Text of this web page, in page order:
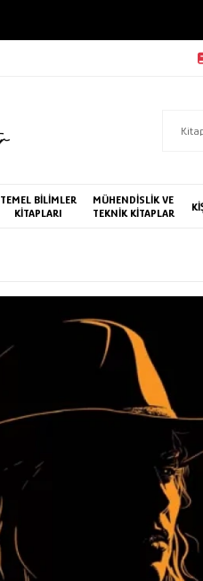
TEMEL BİLİMLER
KİTAPLARI
MÜHENDİSLİK VE
TEKNİK KİTAPLAR